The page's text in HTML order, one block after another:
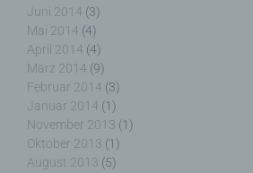
Juni 2014 (3)
Mai 2014 (4)
April 2014 (4)
März 2014 (9)
Februar 2014 (3)
Januar 2014 (1)
November 2013 (1)
Oktober 2013 (1)
August 2013 (5)
andere Softwareprogramme
ist in allen gängigen
Deaktiviert die betroffene
Cookies in dem genutzten
unter Umständen nicht alle
Internetseite vollumfänglich
Erfassung von allgemeinen
Informationen